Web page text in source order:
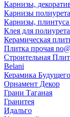
Карнизы,
Карнизы
Карнизы, плинтуса
Клея для
Керамическая
Плитка прочая no@
Строительная
Belani
Керамика Будущего
Орнамент Декор
Грани Таганая
Гранитея
Идальго